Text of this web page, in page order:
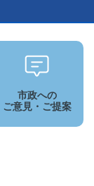
市政への
ご意見・ご提案